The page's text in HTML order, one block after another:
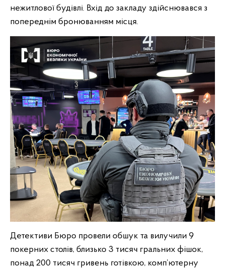
нежитлової будівлі. Вхід до закладу здійснювався з
попереднім бронюванням місця.
Детективи Бюро провели обшук та вилучили 9
покерних столів, близько 3 тисяч гральних фішок,
понад 200 тисяч гривень готівкою, комп’ютерну